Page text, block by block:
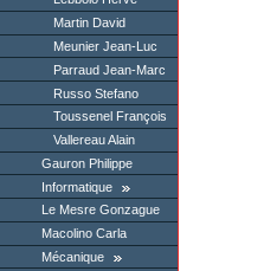
Martin David
Meunier Jean-Luc
Parraud Jean-Marc
Russo Stefano
Toussenel François
Vallereau Alain
Gauron Philippe
Informatique
Le Mesre Gonzague
Macolino Carla
Mécanique